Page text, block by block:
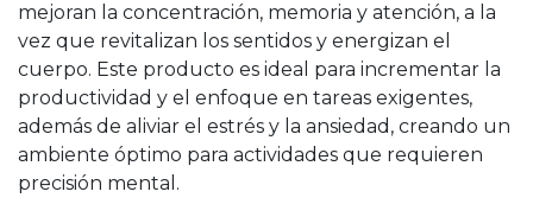
mejoran la concentración, memoria y atención, a la
vez que revitalizan los sentidos y energizan el
cuerpo. Este producto es ideal para incrementar la
productividad y el enfoque en tareas exigentes,
además de aliviar el estrés y la ansiedad, creando un
ambiente óptimo para actividades que requieren
precisión mental.